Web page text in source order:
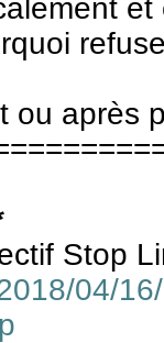
et
ou après
Stop
04/